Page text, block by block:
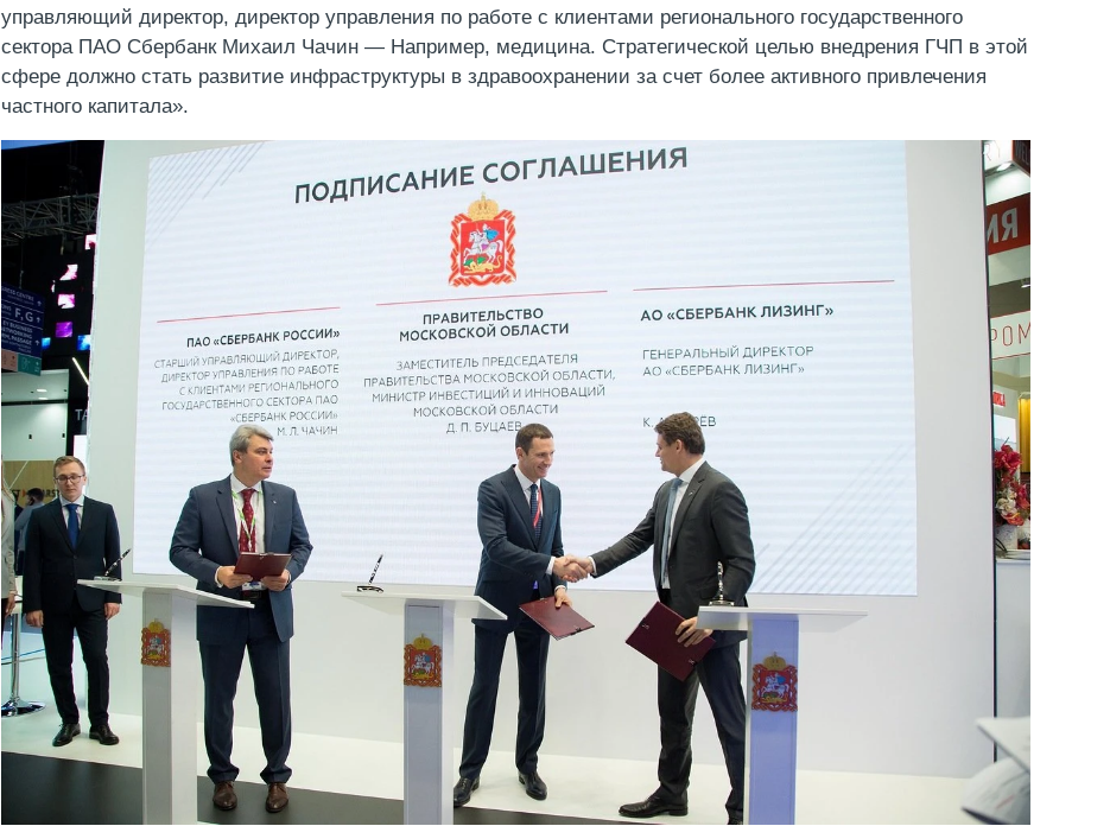
управляющий директор, директор управления по работе с клиентами регионального государственного
сектора ПАО Сбербанк Михаил Чачин — Например, медицина. Стратегической целью внедрения ГЧП в этой
сфере должно стать развитие инфраструктуры в здравоохранении за счет более активного привлечения
частного капитала».